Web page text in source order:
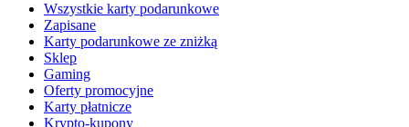
Wszystkie karty podarunkowe
Zapisane
Karty podarunkowe ze zniżką
Sklep
Gaming
Oferty promocyjne
Karty płatnicze
Krypto-kupony